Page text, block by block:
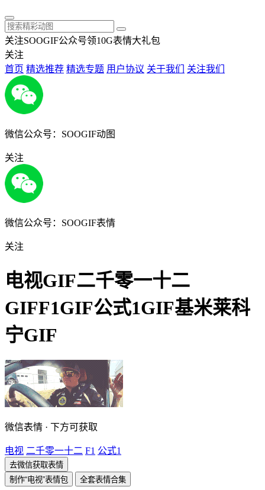
关注SOOGIF公众号领10G表情大礼包
关注
首页 精选推荐 精选专题 用户协议 关于我们 关注我们
微信公众号：SOOGIF动图
关注
微信公众号：SOOGIF表情
关注
电视GIF二千零一十二
GIFF1GIF公式1GIF基米莱科
宁GIF
微信表情 · 下方可获取
电视 二千零一十二 F1 公式1
去微信获取表情
制作“电视”表情包
全套表情合集